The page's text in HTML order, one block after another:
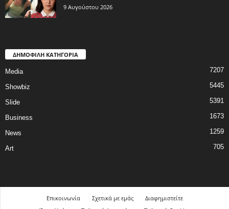
9 Αυγούστου 2026
ΔΗΜΟΦΙΛΗ ΚΑΤΗΓΟΡΙΑ
Media 7207
Showbiz 5445
Slide 5391
Business 1673
News 1259
Art 705
Επικοινωνία Σχετικά με εμάς
Διαφημιστείτε